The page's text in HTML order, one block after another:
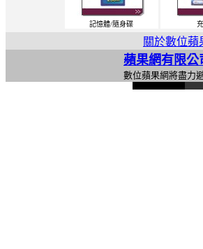
記憶體/隨身碟
關於數位蘋
蘋果網有限公
數位蘋果網將盡力